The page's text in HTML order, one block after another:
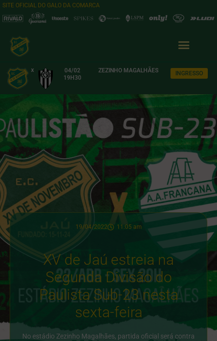
SITE OFICIAL DO GALO DA COMARCA
x
04/02
19H30
ZEZINHO MAGALHÃES INGRESSO
19/04/2022 11:05 am
XV de Jaú estreia na
Segunda Divisão do
Paulista Sub-23 nesta
sexta-feira
No estádio Zezinho Magalhães, partida oficial será contra